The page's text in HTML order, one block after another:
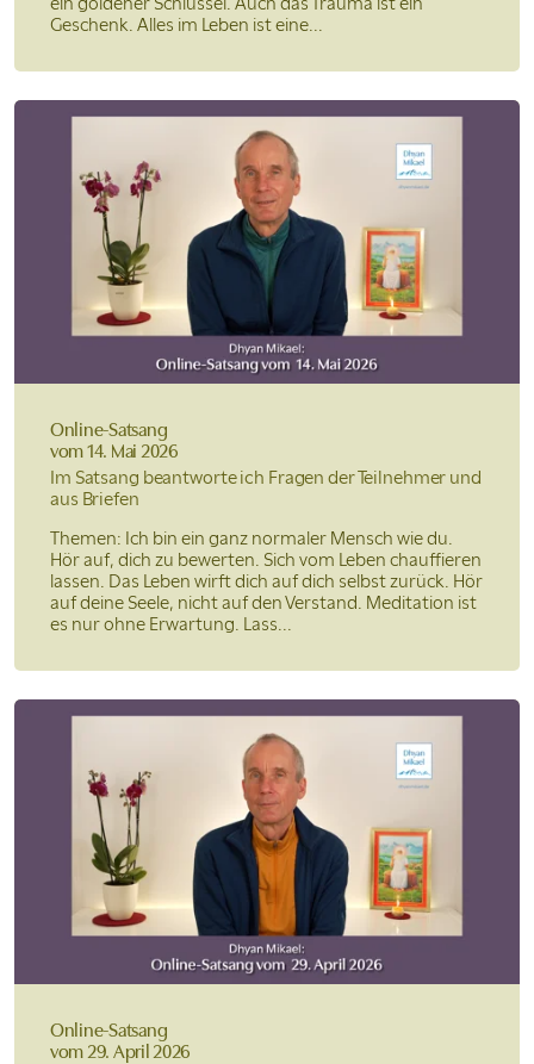
Geschenk. Alles im Leben ist eine...
Online-Satsang
vom 14. Mai 2026
Im Satsang beantworte ich Fragen der Teilnehmer und
aus Briefen
Themen: Ich bin ein ganz normaler Mensch wie du.
Hör auf, dich zu bewerten. Sich vom Leben chauffieren
lassen. Das Leben wirft dich auf dich selbst zurück. Hör
auf deine Seele, nicht auf den Verstand. Meditation ist
es nur ohne Erwartung. Lass...
Online-Satsang
vom 29. April 2026